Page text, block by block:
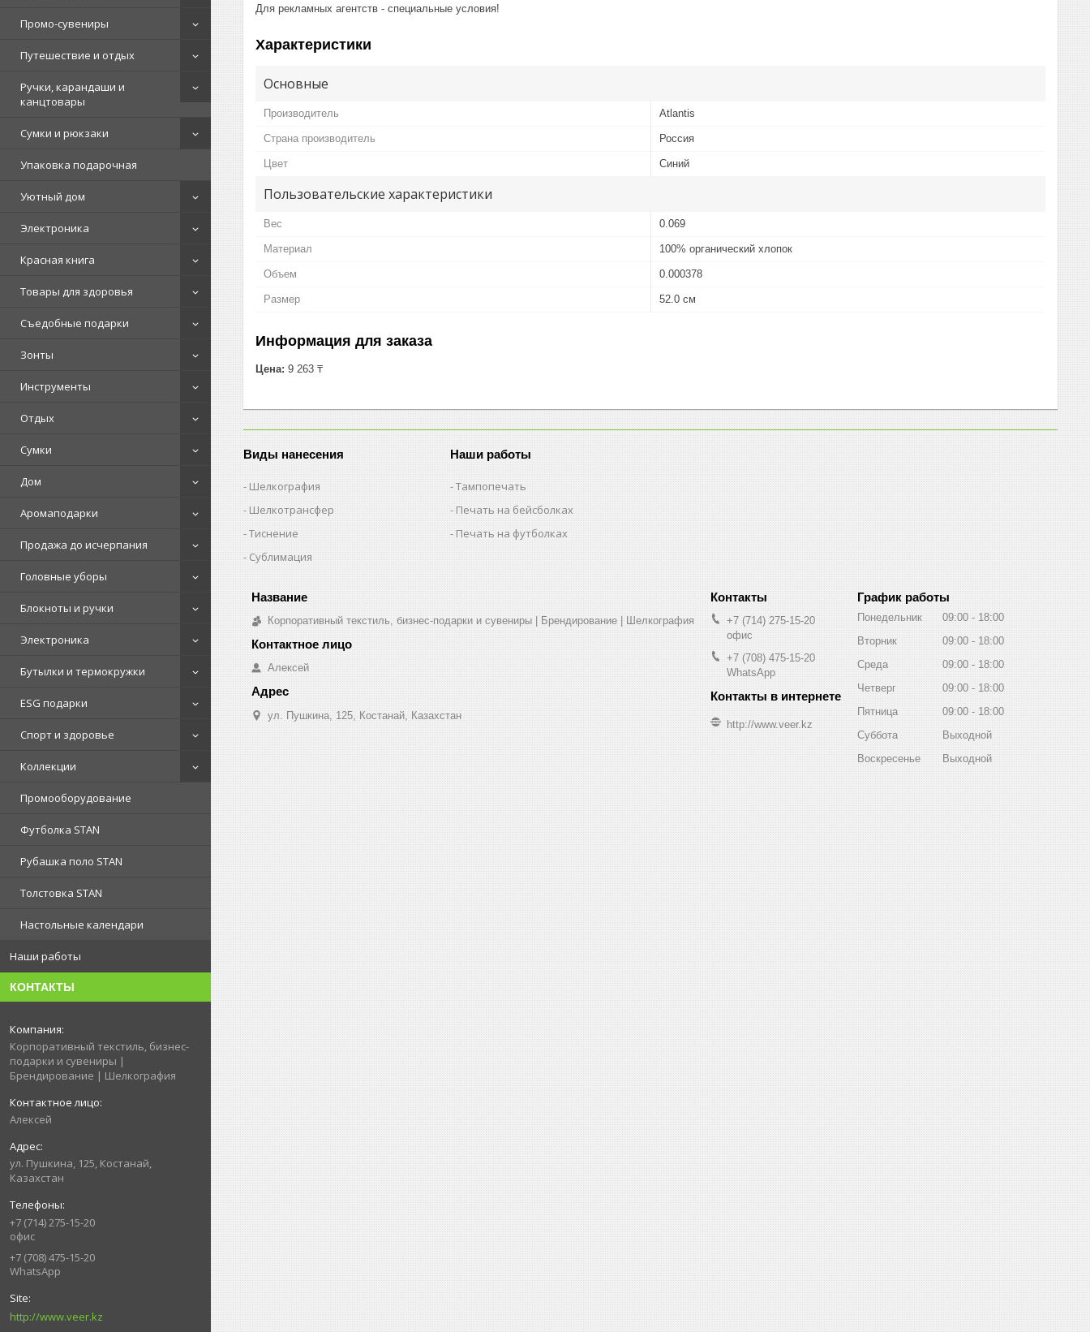
Промо-сувениры
Путешествие и отдых
Ручки, карандаши и
канцтовары
Сумки и рюкзаки
Упаковка подарочная
Уютный дом
Электроника
Красная книга
Товары для здоровья
Съедобные подарки
Зонты
Инструменты
Отдых
Сумки
Дом
Аромаподарки
Продажа до исчерпания
Головные уборы
Блокноты и ручки
Электроника
Бутылки и термокружки
ESG подарки
Спорт и здоровье
Коллекции
Промооборудование
Футболка STAN
Рубашка поло STAN
Толстовка STAN
Настольные календари
Наши работы
КОНТАКТЫ
Корпоративный текстиль, бизнес-
подарки и сувениры |
Брендирование | Шелкография
Алексей
ул. Пушкина, 125, Костанай,
Казахстан
+7 (714) 275-15-20
офис
+7 (708) 475-15-20
WhatsApp
http://www.veer.kz
Для рекламных агентств - специальные условия!
Характеристики
Основные
Производитель Atlantis
Страна производитель Россия
Цвет Синий
Пользовательские характеристики
Вес 0.069
Материал 100% органический хлопок
Объем 0.000378
Размер 52.0 см
Информация для заказа
Цена: 9 263 ₸
Виды нанесения
Шелкография
Шелкотрансфер
Тиснение
Сублимация
Наши работы
Тампопечать
Печать на бейсболках
Печать на футболках
Корпоративный текстиль, бизнес-подарки и сувениры | Брендирование | Шелкография
Алексей
ул. Пушкина, 125, Костанай, Казахстан
+7 (714) 275-15-20
офис
+7 (708) 475-15-20
WhatsApp
http://www.veer.kz
График работы
Понедельник 09:00
18:00
Вторник
09:00
18:00
Среда
09:00
18:00
Четверг
09:00
18:00
Пятница
09:00
18:00
Суббота
Выходной
Воскресенье
Выходной